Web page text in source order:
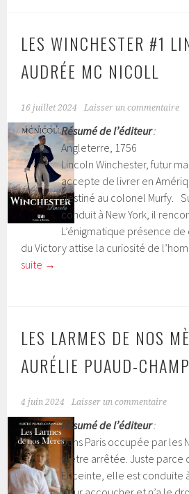
LES WINCHESTER #1
AUDRÉE MC NICOLL
16 juillet 2024 Laisser un commentaire
Résumé de l’éditeur:
Angleterre, 1756
Lincoln Winchester, futur
accepte de livrer en
destiné au colonel Murfy.
conduit à New York, il
L’énigmatique présence
du Victory attise la curiosité de
suite →
LES LARMES DE NOS
AURÉLIE PUAUD-
4 juin 2024 Laisser un commentaire
Résumé de l’éditeur:
Dans Paris occupée par les
d’être arrêtée. Juste parce
Enceinte, elle est conduite